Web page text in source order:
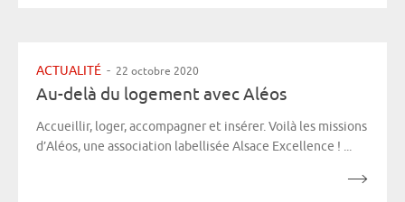
ACTUALITÉ - 22 octobre 2020
Au-delà du logement avec Aléos
Accueillir, loger, accompagner et insérer. Voilà les missions
d’Aléos, une association labellisée Alsace Excellence ! ...